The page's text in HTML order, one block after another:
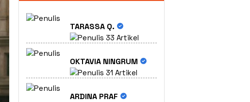
TARASSA Q.
33 Artikel
OKTAVIA NINGRUM
31 Artikel
ARDINA PRAF